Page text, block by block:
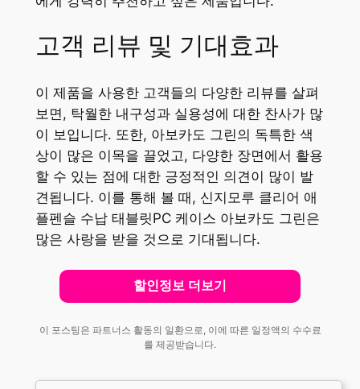
고객 리뷰 및 기대효과
이 제품을 사용한 고객들의 다양한 리뷰를 살펴
보면, 탁월한 내구성과 실용성에 대한 찬사가 많
이 보입니다. 또한, 아보카도 그린의 독특한 색
상이 많은 이목을 끌었고, 다양한 장면에서 활용
할 수 있는 점에 대한 긍정적인 의견이 많이 발
견됩니다. 이를 통해 볼 때, 신지모루 클리어 애
플펜슬 수납 태블릿PC 케이스 아보카도 그린은
많은 사랑을 받을 것으로 기대됩니다.
할인정보 더보기
이 포스팅은 파트너스 활동의 일환으로, 이에 따른 일정액의 수수료
를 제공받습니다.